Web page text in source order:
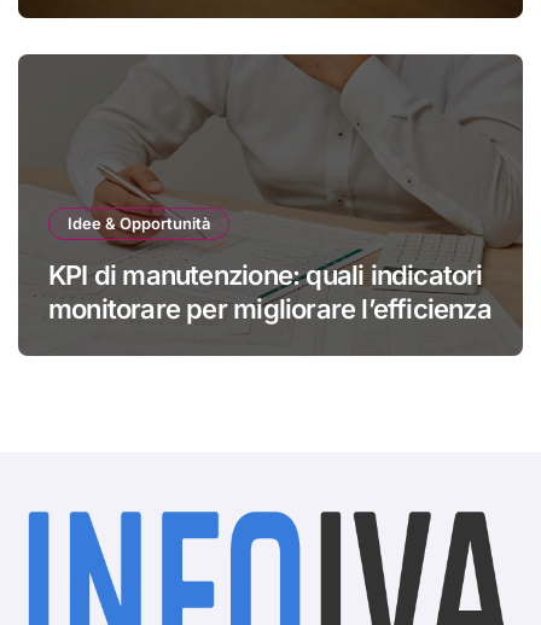
Idee & Opportunità
KPI di manutenzione: quali indicatori
monitorare per migliorare l’efficienza